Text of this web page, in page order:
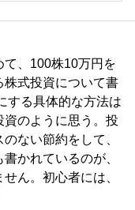
、100株10万円を
株式投資について書
する具体的な方法は
のように思う。投
ない節約をして、
かれているのが、
ん。初心者には、